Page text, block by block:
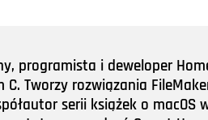
programista i deweloper
Tworzy rozwiązania
serii książek o macOS